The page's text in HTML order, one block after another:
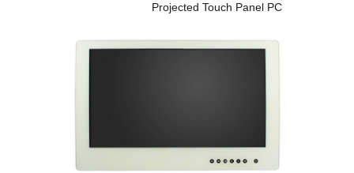
Projected Touch Panel PC